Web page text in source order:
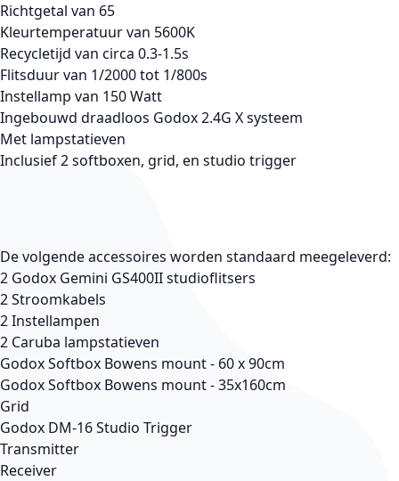
Richtgetal van 65
Kleurtemperatuur van 5600K
Recycletijd van circa 0.3-1.5s
Flitsduur van 1/2000 tot 1/800s
Instellamp van 150 Watt
Ingebouwd draadloos Godox 2.4G X systeem
Met lampstatieven
Inclusief 2 softboxen, grid, en studio trigger
De volgende accessoires worden standaard meegeleverd:
2 Godox Gemini GS400II studioflitsers
2 Stroomkabels
2 Instellampen
2 Caruba lampstatieven
Godox Softbox Bowens mount - 60 x 90cm
Godox Softbox Bowens mount - 35x160cm
Grid
Godox DM-16 Studio Trigger
Transmitter
Receiver